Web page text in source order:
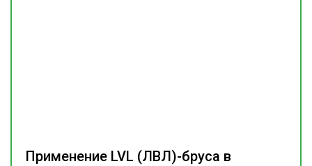
Применение LVL (ЛВЛ)-бруса в